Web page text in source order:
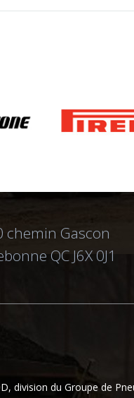
chemin Gascon
QC J6X 0J1
division du Groupe de